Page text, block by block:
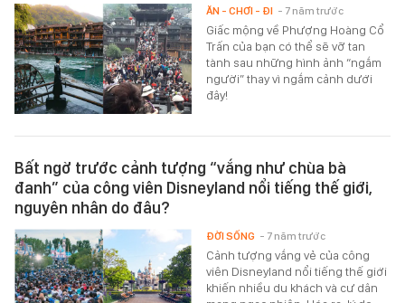
Giấc mộng về Phượng Hoàng Cổ
Trấn của bạn có thể sẽ vỡ tan
tành sau những hình ảnh “ngắm
người” thay vì ngắm cảnh dưới
đây!
ĂN - CHƠI - ĐI - 7 năm trước
Bất ngờ trước cảnh tượng “vắng như chùa bà
đanh” của công viên Disneyland nổi tiếng thế giới,
nguyên nhân do đâu?
Cảnh tượng vắng vẻ của công
viên Disneyland nổi tiếng thế giới
khiến nhiều du khách và cư dân
ĐỜI SỐNG - 7 năm trước